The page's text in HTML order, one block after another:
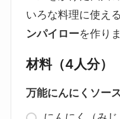
いろな料理に使える
ンパイローを作り
材料（4人分）
万能にんにくソー